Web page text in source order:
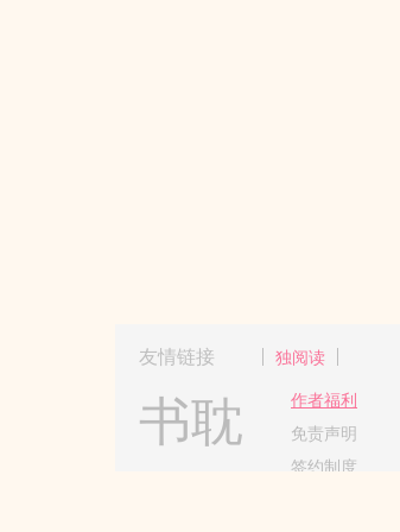
友情链接 独阅读
书耽
作者福利
免责声明
签约制度